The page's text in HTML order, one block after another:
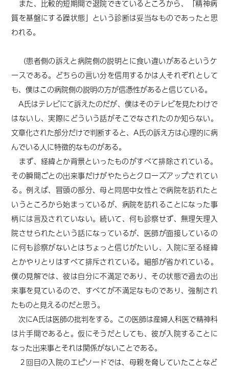
また、比較的短期間で退院できているところから、「精神病
質を基盤にする躁状態」という診断は妥当なものであったと思
われる。
（患者側の訴えと病院側の説明とに食い違いがあるというケ
ースである。どちらの言い分を信用するかは人それぞれとして
も、僕はこの病院側の説明の方が信憑性があると信じている。
A氏はテレビにて訴えたのだが、僕はそのテレビを見たわけで
はないし、実際にどういう話がそこでなされたのか知らない。
文章化された部分だけで判断すると、A氏の訴え方は心理的に病
んでいる人に特徴的なものがある。
まず、経緯とか背景といったものがすべて排除されている。
その瞬間ごとの出来事だけがやたらとクローズアップされてい
る。例えば、冒頭の部分、母と同居中女性とで病院を訪れたと
いうところから始まっているが、病院を訪れることになった事
柄には言及されていない。続いて、何も診察せず、無理矢理入
院させられたという話になっているが、医師が面接しているの
に何も診察がないとはちょっと信じがたいし、入院に至る経緯
とかやりとりはすべて排斥されている。細部が省かれている。
僕の見解では、彼は自分に不満足であり、その状態で過去の出
来事を見ているので、すべてが不満足なものであり、強制され
たものと見えるのだと思う。
次にA氏は医師の批判をする。この医師は産婦人科医で精神科
は片手間であると。仮にそうだとしても、彼が入院することに
なった出来事とそれは関係がないことである。
２回目の入院のエピソードでは、母親を脅していたことなど